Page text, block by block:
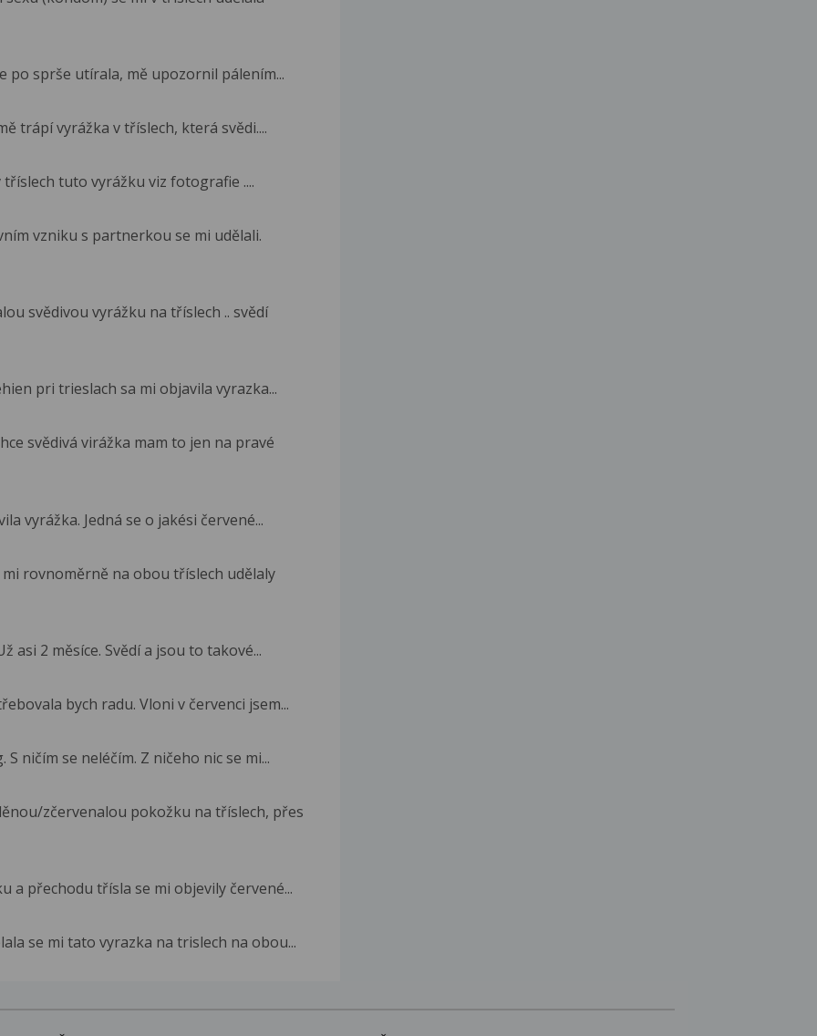
po sprše utírala, mě upozornil pálením...
trápí vyrážka v tříslech, která svědi....
tuto vyrážku viz fotografie ....
vzniku s partnerkou se mi udělali.
svědivou vyrážku na tříslech .. svědí
pri trieslach sa mi objavila vyrazka...
svědivá virážka mam to jen na pravé
vyrážka. Jedná se o jakési červené...
rovnoměrně na obou tříslech udělaly
asi 2 měsíce. Svědí a jsou to takové...
bych radu. Vloni v červenci jsem...
S ničím se neléčím. Z ničeho nic se mi...
zčervenalou pokožku na tříslech, přes
a přechodu třísla se mi objevily červené...
se mi tato vyrazka na trislech na obou...